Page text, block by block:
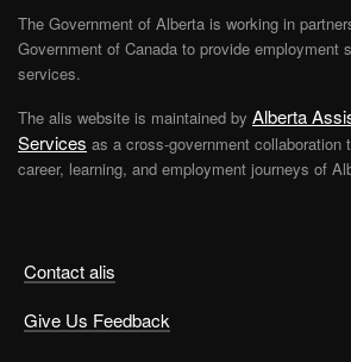
Contact alis
Give Us Feedback
The Government of Alberta is working in
Government of Canada to provide employment
services.
The alis website is maintained by Alberta
Services as a cross-government collaboration
career, learning, and employment journeys of